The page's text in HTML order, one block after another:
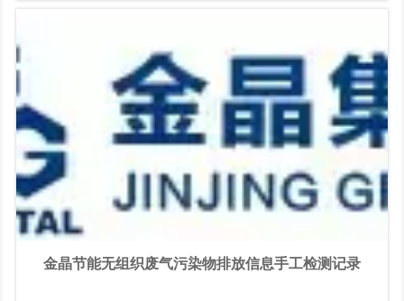
金晶节能无组织废气污染物排放信息手工检测记录